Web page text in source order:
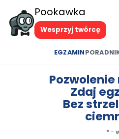
Pookawka
Wesprzyj twórcę
EGZAMIN
Zdaj
Bez
* -